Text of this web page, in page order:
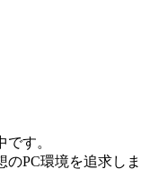
です。
PC環境を追求しま